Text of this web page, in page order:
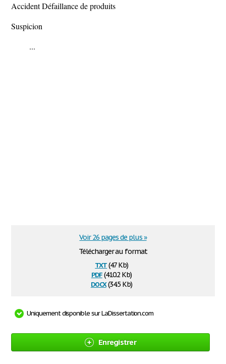
Accident Défaillance de produits
Suspicion
...
Télécharger au format
txt(47 Kb)
pdf(410.2 Kb)
docx(34.5 Kb)
Voir 26 pages de plus »
Uniquement disponible sur LaDissertation.com
Enregistrer